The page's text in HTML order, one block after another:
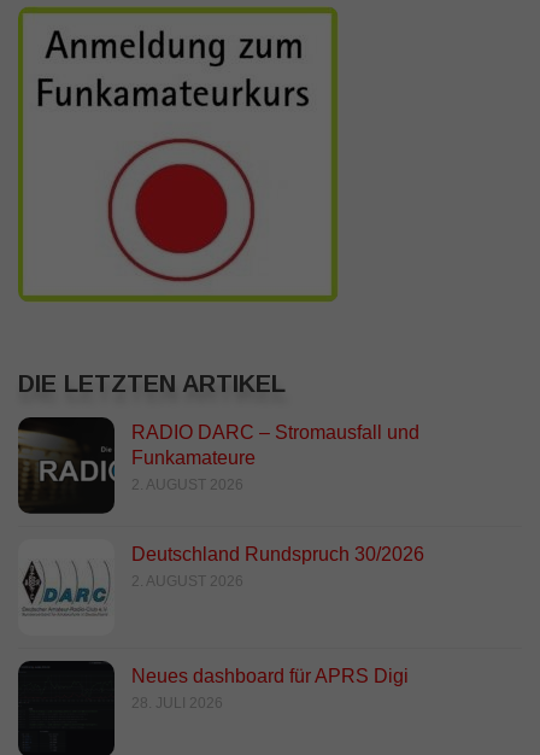
DIE LETZTEN ARTIKEL
RADIO DARC – Stromausfall und
Funkamateure
2. AUGUST 2026
Deutschland Rundspruch 30/2026
2. AUGUST 2026
Neues dashboard für APRS Digi
28. JULI 2026